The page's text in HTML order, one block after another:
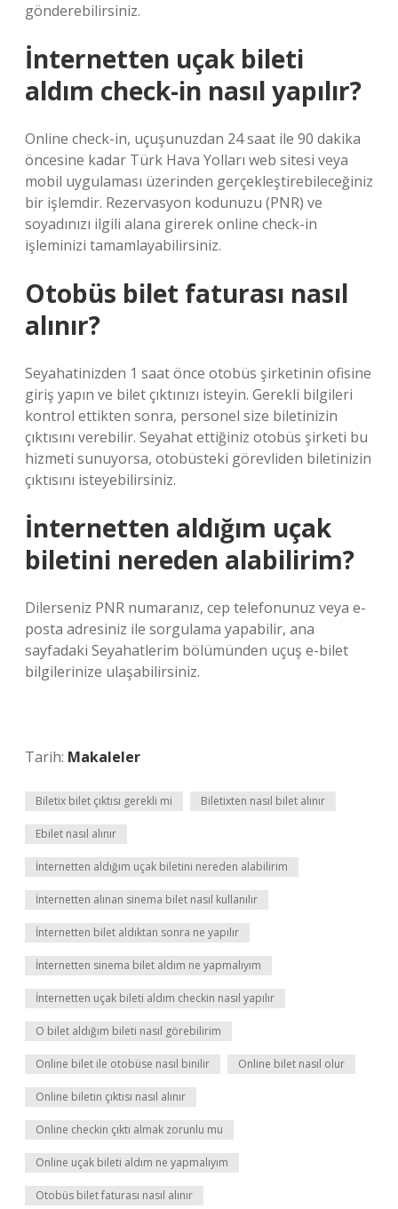
gönderebilirsiniz.
İnternetten uçak bileti
aldım check-in nasıl yapılır?
Online check-in, uçuşunuzdan 24 saat ile 90 dakika
öncesine kadar Türk Hava Yolları web sitesi veya
mobil uygulaması üzerinden gerçekleştirebileceğiniz
bir işlemdir. Rezervasyon kodunuzu (PNR) ve
soyadınızı ilgili alana girerek online check-in
işleminizi tamamlayabilirsiniz.
Otobüs bilet faturası nasıl
alınır?
Seyahatinizden 1 saat önce otobüs şirketinin ofisine
giriş yapın ve bilet çıktınızı isteyin. Gerekli bilgileri
kontrol ettikten sonra, personel size biletinizin
çıktısını verebilir. Seyahat ettiğiniz otobüs şirketi bu
hizmeti sunuyorsa, otobüsteki görevliden biletinizin
çıktısını isteyebilirsiniz.
İnternetten aldığım uçak
biletini nereden alabilirim?
Dilerseniz PNR numaranız, cep telefonunuz veya e-
posta adresiniz ile sorgulama yapabilir, ana
sayfadaki Seyahatlerim bölümünden uçuş e-bilet
bilgilerinize ulaşabilirsiniz.
Tarih: Makaleler
Biletix bilet çıktısı gerekli mi Biletixten nasıl bilet alınır
Ebilet nasıl alınır
İnternetten aldığım uçak biletini nereden alabilirim
İnternetten alınan sinema bilet nasıl kullanılır
İnternetten bilet aldıktan sonra ne yapılır
İnternetten sinema bilet aldım ne yapmalıyım
İnternetten uçak bileti aldım checkin nasıl yapılır
O bilet aldığım bileti nasıl görebilirim
Online bilet ile otobüse nasıl binilir Online bilet nasıl olur
Online biletin çıktısı nasıl alınır
Online checkin çıktı almak zorunlu mu
Online uçak bileti aldım ne yapmalıyım
Otobüs bilet faturası nasıl alınır